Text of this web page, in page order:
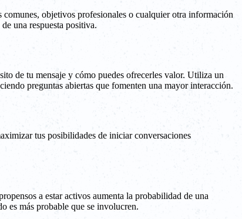
comunes, objetivos profesionales o cualquier otra información
una respuesta positiva.
de tu mensaje y cómo puedes ofrecerles valor. Utiliza un
preguntas abiertas que fomenten una mayor interacción.
tus posibilidades de iniciar conversaciones
a estar activos aumenta la probabilidad de una
es más probable que se involucren.